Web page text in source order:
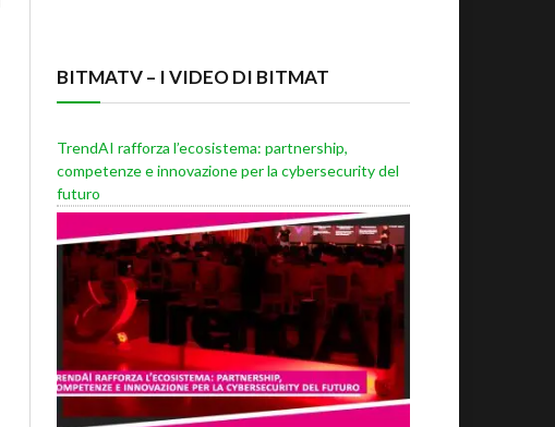
BITMATV – I VIDEO DI BITMAT
TrendAI rafforza l’ecosistema: partnership,
competenze e innovazione per la cybersecurity del
futuro